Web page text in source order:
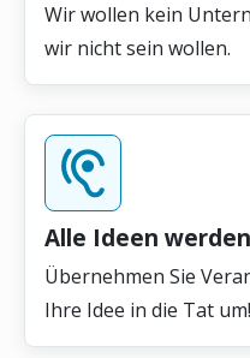
Wir wollen kein
wir nicht sein wollen.
Alle Ideen
Übernehmen Sie
Ihre Idee in die Tat um!